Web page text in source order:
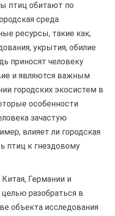
птиц обитают по
среда
ресурсы, такие как,
укрытия, обилие
приносят человеку
и являются важным
городских экосистем в
особенности
зачастую
влияет ли городская
птиц к гнездовому
Китая, Германии и
разобраться в
объекта исследования